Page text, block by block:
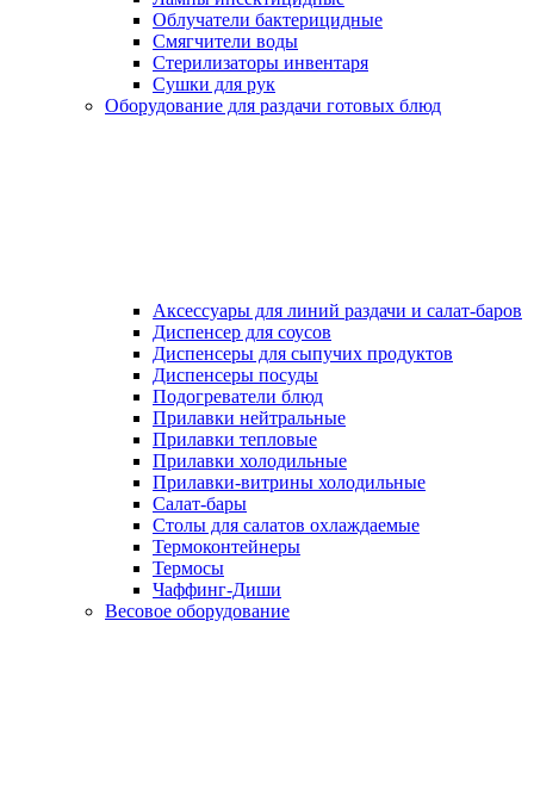
Облучатели бактерицидные
Смягчители воды
Стерилизаторы инвентаря
Сушки для рук
Оборудование для раздачи готовых блюд
Аксессуары для линий раздачи и салат-баров
Диспенсер для соусов
Диспенсеры для сыпучих продуктов
Диспенсеры посуды
Подогреватели блюд
Прилавки нейтральные
Прилавки тепловые
Прилавки холодильные
Прилавки-витрины холодильные
Салат-бары
Столы для салатов охлаждаемые
Термоконтейнеры
Термосы
Чаффинг-Диши
Весовое оборудование